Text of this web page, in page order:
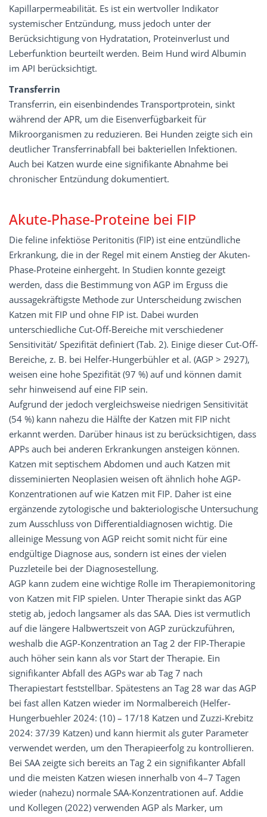
Kapillarpermeabilität. Es ist ein wertvoller Indikator
systemischer Entzündung, muss jedoch unter der
Berücksichtigung von Hydratation, Proteinverlust und
Leberfunktion beurteilt werden. Beim Hund wird Albumin
im API berücksichtigt.
Transferrin
Transferrin, ein eisenbindendes Transportprotein, sinkt
während der APR, um die Eisenverfügbarkeit für
Mikroorganismen zu reduzieren. Bei Hunden zeigte sich ein
deutlicher Transferrinabfall bei bakteriellen Infektionen.
Auch bei Katzen wurde eine signifikante Abnahme bei
chronischer Entzündung dokumentiert.
Akute-Phase-Proteine bei FIP
Die feline infektiöse Peritonitis (FIP) ist eine entzündliche
Erkrankung, die in der Regel mit einem Anstieg der Akuten-
Phase-Proteine einhergeht. In Studien konnte gezeigt
werden, dass die Bestimmung von AGP im Erguss die
aussagekräftigste Methode zur Unterscheidung zwischen
Katzen mit FIP und ohne FIP ist. Dabei wurden
unterschiedliche Cut-Off-Bereiche mit verschiedener
Sensitivität/ Spezifität definiert (Tab. 2). Einige dieser Cut-Off-
Bereiche, z. B. bei Helfer-Hungerbühler et al. (AGP > 2927),
weisen eine hohe Spezifität (97 %) auf und können damit
sehr hinweisend auf eine FIP sein.
Aufgrund der jedoch vergleichsweise niedrigen Sensitivität
(54 %) kann nahezu die Hälfte der Katzen mit FIP nicht
erkannt werden. Darüber hinaus ist zu berücksichtigen, dass
APPs auch bei anderen Erkrankungen ansteigen können.
Katzen mit septischem Abdomen und auch Katzen mit
disseminierten Neoplasien weisen oft ähnlich hohe AGP-
Konzentrationen auf wie Katzen mit FIP. Daher ist eine
ergänzende zytologische und bakteriologische Untersuchung
zum Ausschluss von Differentialdiagnosen wichtig. Die
alleinige Messung von AGP reicht somit nicht für eine
endgültige Diagnose aus, sondern ist eines der vielen
Puzzleteile bei der Diagnosestellung.
AGP kann zudem eine wichtige Rolle im Therapiemonitoring
von Katzen mit FIP spielen. Unter Therapie sinkt das AGP
stetig ab, jedoch langsamer als das SAA. Dies ist vermutlich
auf die längere Halbwertszeit von AGP zurückzuführen,
weshalb die AGP-Konzentration an Tag 2 der FIP-Therapie
auch höher sein kann als vor Start der Therapie. Ein
signifikanter Abfall des AGPs war ab Tag 7 nach
Therapiestart feststellbar. Spätestens an Tag 28 war das AGP
bei fast allen Katzen wieder im Normalbereich (Helfer-
Hungerbuehler 2024: (10) – 17/18 Katzen und Zuzzi-Krebitz
2024: 37/39 Katzen) und kann hiermit als guter Parameter
verwendet werden, um den Therapieerfolg zu kontrollieren.
Bei SAA zeigte sich bereits an Tag 2 ein signifikanter Abfall
und die meisten Katzen wiesen innerhalb von 4–7 Tagen
wieder (nahezu) normale SAA-Konzentrationen auf. Addie
und Kollegen (2022) verwenden AGP als Marker, um